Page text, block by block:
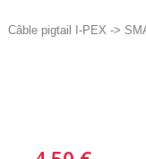
Câble pigtail I-PEX ->